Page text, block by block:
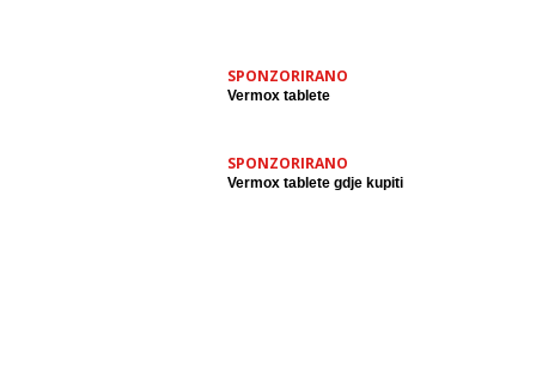
SPONZORIRANO
Vermox tablete
SPONZORIRANO
Vermox tablete gdje kupiti